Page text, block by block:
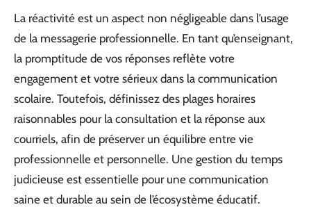
La réactivité est un aspect non négligeable dans l’usage
de la messagerie professionnelle. En tant qu’enseignant,
la promptitude de vos réponses reflète votre
engagement et votre sérieux dans la communication
scolaire. Toutefois, définissez des plages horaires
raisonnables pour la consultation et la réponse aux
courriels, afin de préserver un équilibre entre vie
professionnelle et personnelle. Une gestion du temps
judicieuse est essentielle pour une communication
saine et durable au sein de l’écosystème éducatif.